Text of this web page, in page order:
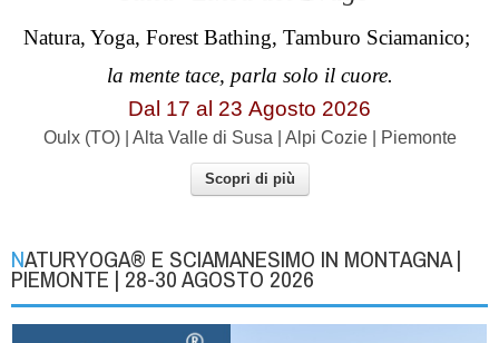
Natura, Yoga, Forest Bathing, Tamburo Sciamanico;
la mente tace, parla solo il cuore.
Dal 17 al 23 Agosto 2026
Oulx (TO) | Alta Valle di Susa | Alpi Cozie | Piemonte
Scopri di più
NATURYOGA® E SCIAMANESIMO IN MONTAGNA |
PIEMONTE | 28-30 AGOSTO 2026